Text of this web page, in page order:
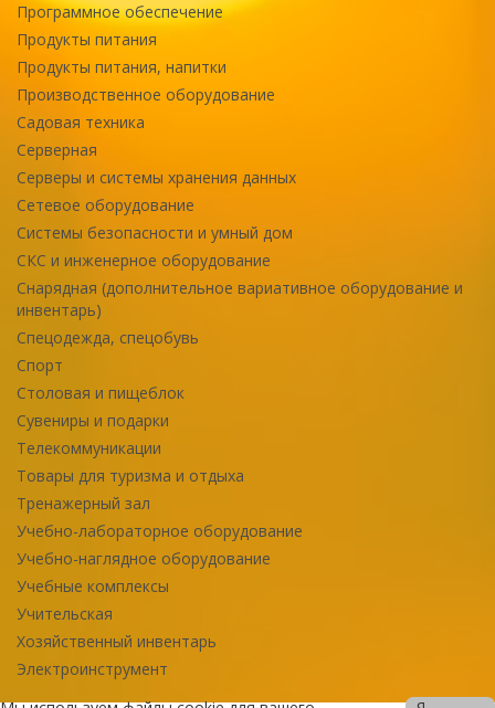
Программное обеспечение
Продукты питания
Продукты питания, напитки
Производственное оборудование
Садовая техника
Серверная
Серверы и системы хранения данных
Сетевое оборудование
Системы безопасности и умный дом
СКС и инженерное оборудование
Снарядная (дополнительное вариативное оборудование и
инвентарь)
Спецодежда, спецобувь
Спорт
Столовая и пищеблок
Сувениры и подарки
Телекоммуникации
Товары для туризма и отдыха
Тренажерный зал
Учебно-лабораторное оборудование
Учебно-наглядное оборудование
Учебные комплексы
Учительская
Хозяйственный инвентарь
Электроинструмент